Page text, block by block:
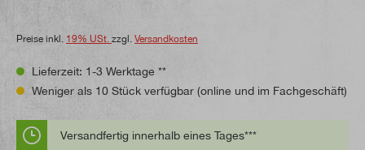
Preise inkl. 19% USt. zzgl. Versandkosten
Lieferzeit: 1-3 Werktage **
Weniger als 10 Stück verfügbar (online und im Fachgeschäft)
Versandfertig innerhalb eines Tages***